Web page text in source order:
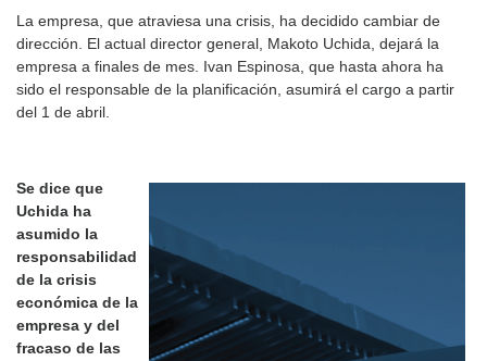
La empresa, que atraviesa una crisis, ha decidido cambiar de
dirección. El actual director general, Makoto Uchida, dejará la
empresa a finales de mes. Ivan Espinosa, que hasta ahora ha
sido el responsable de la planificación, asumirá el cargo a partir
del 1 de abril.
Se dice que
Uchida ha
asumido la
responsabilidad
de la crisis
económica de la
empresa y del
fracaso de las